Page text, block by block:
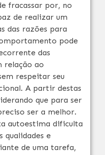
fracassar por, no
de realizar um
das razões para
pode
das
relação ao
respeitar seu
A partir destas
que para ser
ser a melhor.
autoestima dificulta
qualidades e
de uma tarefa,